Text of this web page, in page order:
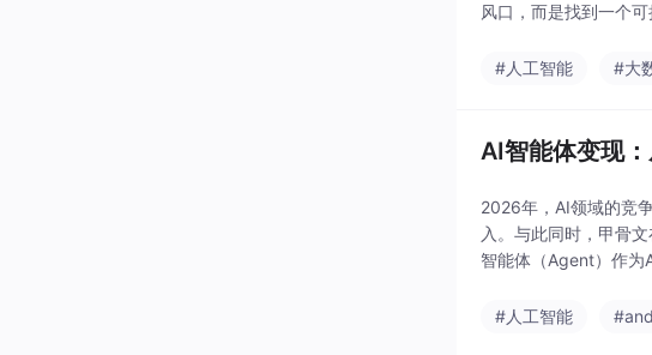
风口，而是找到一个
#人工智能 #大
AI智能体变现
2026年，AI领域的竞
入。与此同时，甲骨
智能体（Agent）作为
#人工智能